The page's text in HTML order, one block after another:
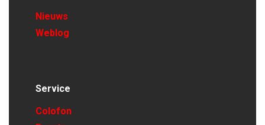
Nieuws
Weblog
Service
Colofon